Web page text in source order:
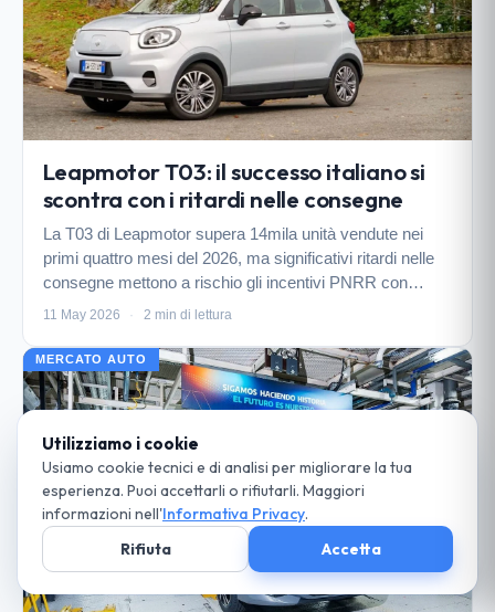
Leapmotor T03: il successo italiano si
scontra con i ritardi nelle consegne
La T03 di Leapmotor supera 14mila unità vendute nei
primi quattro mesi del 2026, ma significativi ritardi nelle
consegne mettono a rischio gli incentivi PNRR con
scadenza al 30 giugno.
11 May 2026 · 2 min di lettura
MERCATO AUTO
Utilizziamo i cookie
Usiamo cookie tecnici e di analisi per migliorare la tua
esperienza. Puoi accettarli o rifiutarli. Maggiori
informazioni nell'Informativa Privacy.
Rifiuta
Accetta